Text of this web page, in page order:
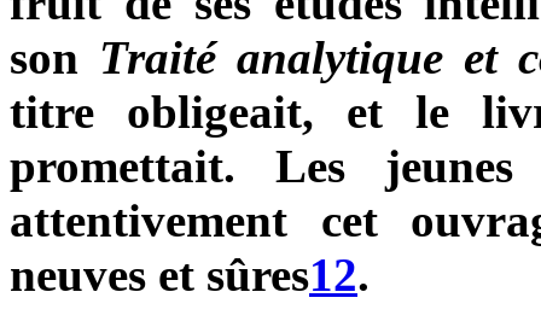
son Traité analytique et
titre obligeait, et le
promettait. Les
attentivement cet
neuves et sûres12.